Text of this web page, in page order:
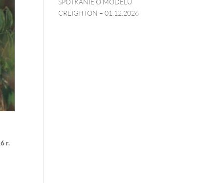
r.
SPOTKANIE O MODELU
CREIGHTON – 01.12.2026